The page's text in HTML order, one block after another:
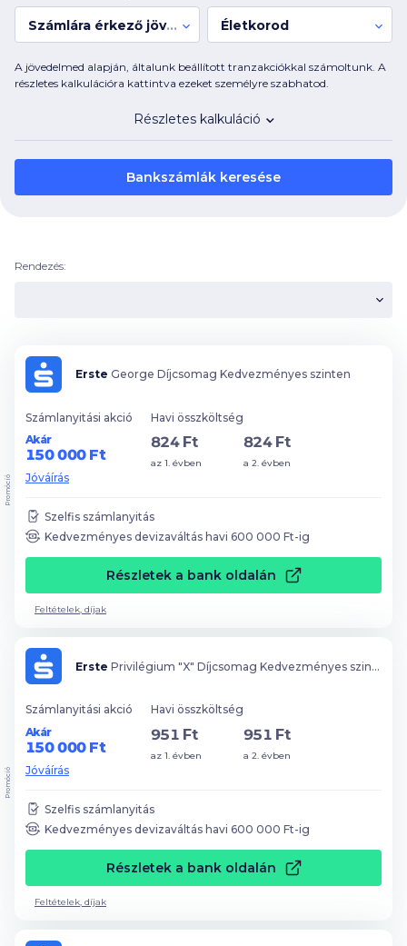
Számlára érkező jövedelem: Életkorod
A jövedelmed alapján, általunk beállított tranzakciókkal számoltunk. A
részletes kalkulációra kattintva ezeket személyre szabhatod.
Részletes kalkuláció
Bankszámlák keresése
Rendezés:
Erste George Díjcsomag Kedvezményes szinten
Számlanyitási akció
Akár
150 000 Ft
Jóváírás
Havi összköltség
824 Ft
az 1. évben
824 Ft
a 2. évben
Szelfis számlanyitás
Kedvezményes devizaváltás havi 600 000 Ft-ig
Részletek a bank oldalán
Feltételek, díjak
Promóció
Erste Privilégium "X" Díjcsomag Kedvezményes szinten
Számlanyitási akció
Akár
150 000 Ft
Jóváírás
Havi összköltség
951 Ft
az 1. évben
951 Ft
a 2. évben
Szelfis számlanyitás
Kedvezményes devizaváltás havi 600 000 Ft-ig
Részletek a bank oldalán
Feltételek, díjak
Promóció